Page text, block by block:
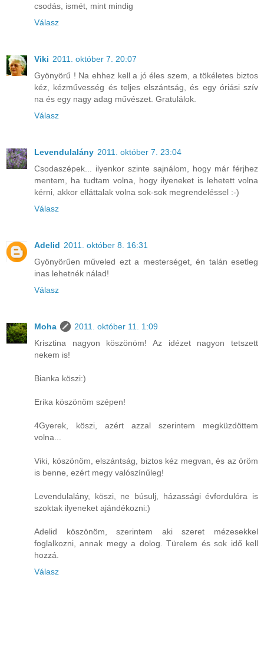
csodás, ismét, mint mindig
Válasz
Viki 2011. október 7. 20:07
Gyönyörű ! Na ehhez kell a jó éles szem, a tökéletes biztos
kéz, kézművesség és teljes elszántság, és egy óriási szív
na és egy nagy adag művészet. Gratulálok.
Válasz
Levendulalány 2011. október 7. 23:04
Csodaszépek... ilyenkor szinte sajnálom, hogy már férjhez
mentem, ha tudtam volna, hogy ilyeneket is lehetett volna
kérni, akkor elláttalak volna sok-sok megrendeléssel :-)
Válasz
Adelid 2011. október 8. 16:31
Gyönyörűen műveled ezt a mesterséget, én talán esetleg
inas lehetnék nálad!
Válasz
Moha
2011. október 11. 1:09
Krisztina nagyon köszönöm! Az idézet nagyon tetszett
nekem is!
Bianka köszi:)
Erika köszönöm szépen!
4Gyerek, köszi, azért azzal szerintem megküzdöttem
volna...
Viki, köszönöm, elszántság, biztos kéz megvan, és az öröm
is benne, ezért megy valószínűleg!
Levendulalány, köszi, ne búsulj, házassági évfordulóra is
szoktak ilyeneket ajándékozni:)
Adelid köszönöm, szerintem aki szeret mézesekkel
foglalkozni, annak megy a dolog. Türelem és sok idő kell
hozzá.
Válasz